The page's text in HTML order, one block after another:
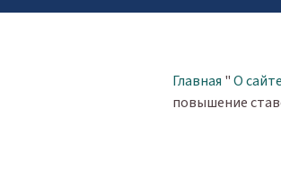
Главная "О сайте
повышение